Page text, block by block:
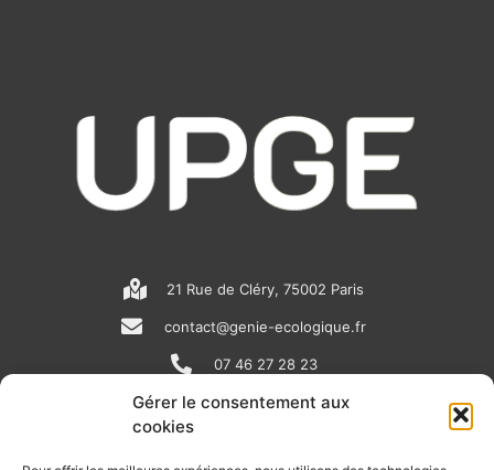
Gérer le consentement aux
cookies
21 Rue de Cléry, 75002 Paris
contact@genie-ecologique.fr
07 46 27 28 23
N